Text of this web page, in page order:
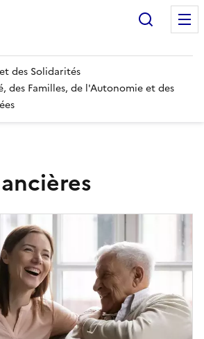
cookies
des Solidarités
des Familles, de l'Autonomie et des